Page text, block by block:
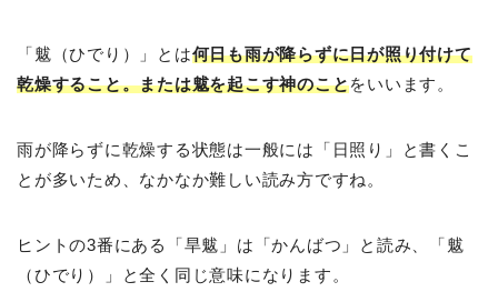
「魃（ひでり）」とは何日も雨が降らずに日が照り付けて
乾燥すること。または魃を起こす神のことをいいます。
雨が降らずに乾燥する状態は一般には「日照り」と書くこ
とが多いため、なかなか難しい読み方ですね。
ヒントの3番にある「旱魃」は「かんばつ」と読み、「魃
（ひでり）」と全く同じ意味になります。